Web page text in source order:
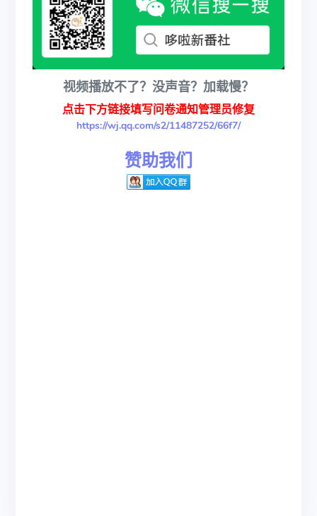
视频播放不了？没声音？加载慢？
点击下方链接填写问卷通知管理员修复
https://wj.qq.com/s2/11487252/66f7/
赞助我们